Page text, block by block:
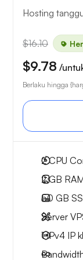
Hosting
$16.10
$9.78 /
Berlaku hingga
2CPU
2 GB
50 GB
Server
1 IPv4 IP